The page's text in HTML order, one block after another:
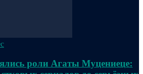
роли Агаты Муцениеце: